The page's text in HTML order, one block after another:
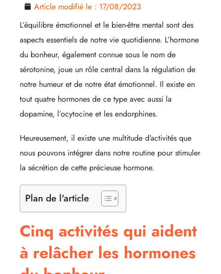
Article modifié le : 17/08/2023
L’équilibre émotionnel et le bien-être mental sont des
aspects essentiels de notre vie quotidienne. L’hormone
du bonheur, également connue sous le nom de
sérotonine, joue un rôle central dans la régulation de
notre humeur et de notre état émotionnel. Il existe en
tout quatre hormones de ce type avec aussi la
dopamine, l’ocytocine et les endorphines.
Heureusement, il existe une multitude d’activités que
nous pouvons intégrer dans notre routine pour stimuler
la sécrétion de cette précieuse hormone.
Plan de l'article
Cinq activités qui aident
à relâcher les hormones